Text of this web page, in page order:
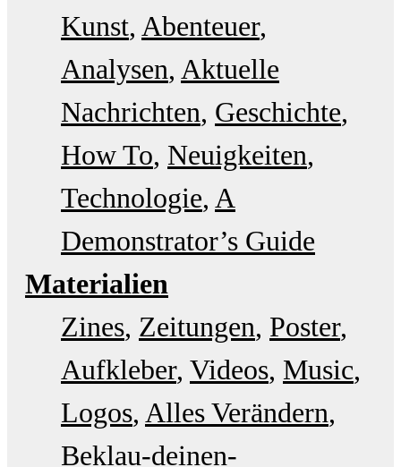
Kunst Abenteuer
Analysen Aktuelle
Nachrichten Geschichte
How To Neuigkeiten
Technologie A
Demonstrator’s Guide
Materialien
Zines Zeitungen Poster
Aufkleber Videos Music
Logos Alles Verändern
Beklau-deinen-